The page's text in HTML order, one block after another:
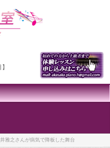
雅之さんが病気で降板した舞台